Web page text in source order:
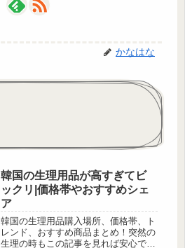
かなはな
韓国の生理用品が高すぎてビ
ックリ|価格帯やおすすめシェ
ア
韓国の生理用品購入場所、価格帯、ト
レンド、おすすめ商品まとめ！突然の
生理の時もこの記事を見れば安心です